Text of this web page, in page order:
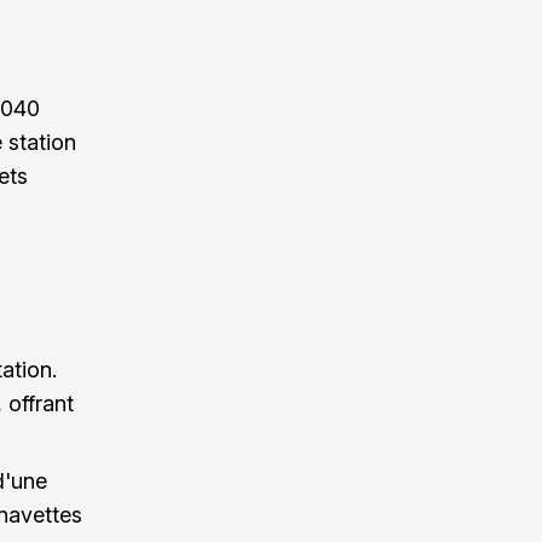
station
offrant